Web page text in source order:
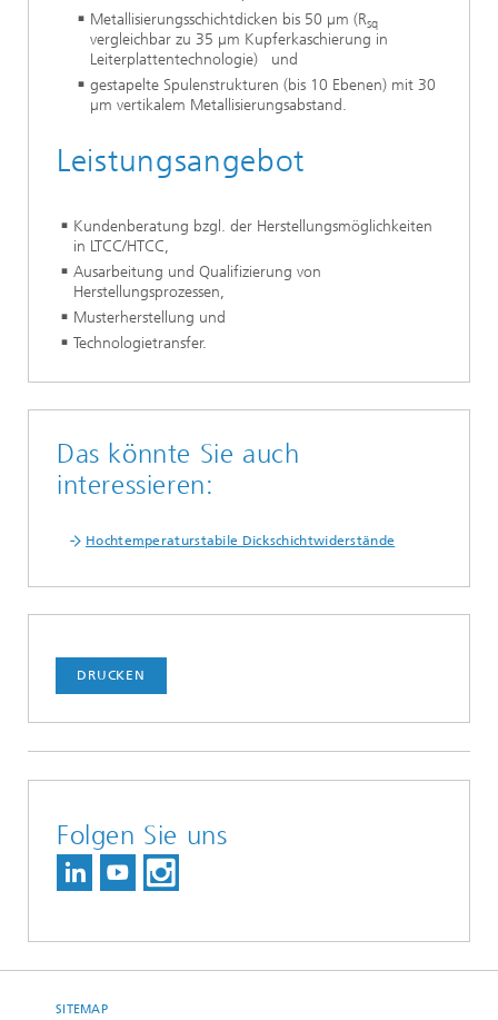
Metallisierungsschichtdicken bis 50 µm (Rsq
vergleichbar zu 35 µm Kupferkaschierung in
Leiterplattentechnologie) und
gestapelte Spulenstrukturen (bis 10 Ebenen) mit 30
µm vertikalem Metallisierungsabstand.
Leistungsangebot
Kundenberatung bzgl. der Herstellungsmöglichkeiten
in LTCC/HTCC,
Ausarbeitung und Qualifizierung von
Herstellungsprozessen,
Musterherstellung und
Technologietransfer.
Das könnte Sie auch
interessieren:
Hochtemperaturstabile Dickschichtwiderstände
DRUCKEN
Folgen Sie uns
SITEMAP